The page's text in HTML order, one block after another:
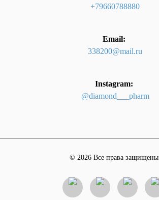
+79660788880
Email:
338200@mail.ru
Instagram:
@diamond___pharm
© 2026 Все права защищены